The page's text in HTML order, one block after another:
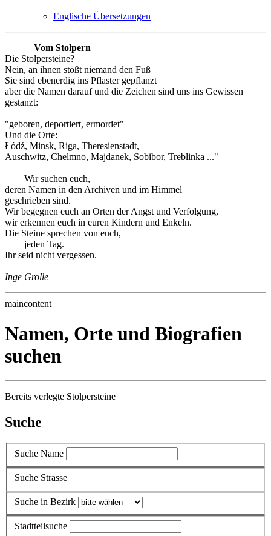
Englische Übersetzungen
Vom Stolpern
Die Stolpersteine?
Nein, an ihnen stößt niemand den Fuß
Sie sind ebenerdig ins Pflaster gepflanzt
aber die Namen darauf und die Zeichen sind uns ins Gewissen
gestanzt:
"geboren, deportiert, ermordet"
Und die Orte:
Łódź, Minsk, Riga, Theresienstadt,
Auschwitz, Chelmno, Majdanek, Sobibor, Treblinka ..."
Wir suchen euch,
deren Namen in den Archiven und im Himmel
geschrieben sind.
Wir begegnen euch an Orten der Angst und Verfolgung,
wir erkennen euch in euren Kindern und Enkeln.
Die Steine sprechen von euch,
jeden Tag.
Ihr seid nicht vergessen.
Inge Grolle
maincontent
Namen, Orte und Biografien
suchen
Bereits verlegte Stolpersteine
Suche
Suche Name
Suche Strasse
Suche in Bezirk
Stadtteilsuche